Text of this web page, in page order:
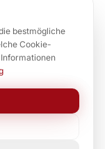
bestmögliche
Cookie-